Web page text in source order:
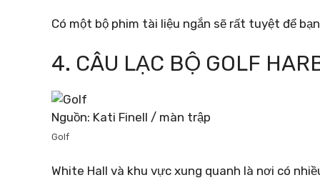
Có một bộ phim tài liệu ngắn sẽ rất tuyệt để
4. CÂU LẠC BỘ GOLF
Nguồn: Kati Finell / màn trập
Golf
White Hall và khu vực xung quanh là nơi có